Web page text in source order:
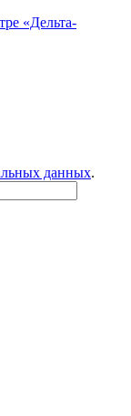
данных.